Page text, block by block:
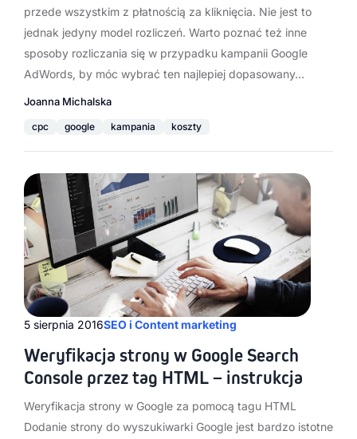
przede wszystkim z płatnością za kliknięcia. Nie jest to
jednak jedyny model rozliczeń. Warto poznać też inne
sposoby rozliczania się w przypadku kampanii Google
AdWords, by móc wybrać ten najlepiej dopasowany…
Joanna Michalska
cpc google kampania koszty
5 sierpnia 2016SEO i Content marketing
Weryfikacja strony w Google Search
Console przez tag HTML – instrukcja
Weryfikacja strony w Google za pomocą tagu HTML
Dodanie strony do wyszukiwarki Google jest bardzo istotne